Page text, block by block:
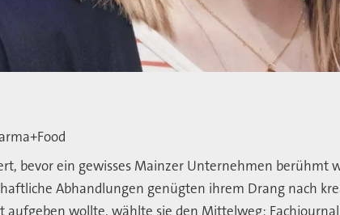
bevor ein gewisses Mainzer Unternehmen berühmt
Abhandlungen genügten ihrem Drang nach
wollte, wählte sie den Mittelweg: